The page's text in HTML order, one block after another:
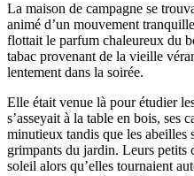
La maison de campagne se
animé d’un mouvement
flottait le parfum chaleureux du
tabac provenant de la vieille
lentement dans la soirée.
Elle était venue là pour étudier
s’asseyait à la table en bois, ses
minutieux tandis que les abeilles
grimpants du jardin. Leurs petits
soleil alors qu’elles tournaient